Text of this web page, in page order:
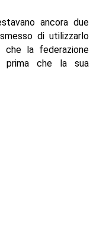
ancora due
di utilizzarlo
che la federazione
che la sua